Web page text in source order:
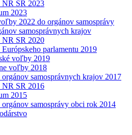
SR 2023
2023
2022 do orgánov samosprávy
samosprávnych krajov
SR 2020
parlamentu 2019
voľby 2019
voľby 2018
samosprávnych krajov 2017
SR 2016
2015
samosprávy obci rok 2014